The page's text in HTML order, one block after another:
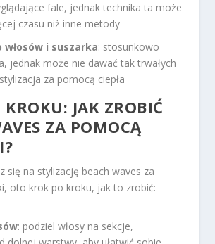
fale, jednak technika ta może
czasu niż inne metody
włosów i suszarka: stosunkowo
jednak może nie dawać tak trwałych
za pomocą ciepła
KROKU: JAK ZROBIĆ
ZA POMOCĄ
się na stylizację beach waves za
oto krok po kroku, jak to zrobić:
: podziel włosy na sekcje,